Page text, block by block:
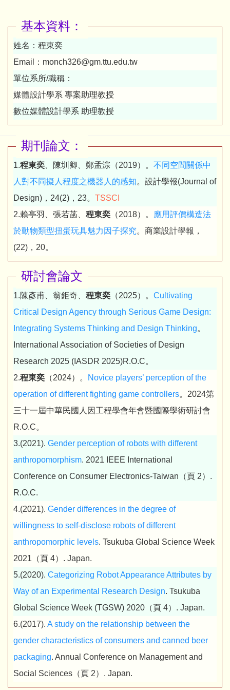
基本資料：
姓名： 程東奕
Email： monch326@gm.ttu.edu.tw
單位系所/職稱：
媒體設計學系 專案助理教授
數位媒體設計學系 助理教授
期刊論文：
1.程東奕 、陳圳卿、鄭孟淙（2019）。 不同空間關係中
人對不同擬人程度之機器人的感知。設計學報(Journal of
Design)，24(2)，23。 TSSCI
2.賴亭羽、張若菡、 程東奕 （2018）。
應用評價構造法
於動物類型扭蛋玩具魅力因子探究。商業設計學報，
(22)，20。
研討會論文
1.陳彥甫、翁鉅奇、 程東奕 （2025）。 Cultivating
Critical Design Agency through Serious Game Design:
Integrating Systems Thinking and Design Thinking。
International Association of Societies of Design
Research 2025 (IASDR 2025)R.O.C。
2.程東奕 （2024）。
Novice players’ perception of the
operation of different fighting game controllers。2024第
三十一屆中華民國人因工程學會年會暨國際學術研討會
R.O.C。
3.(2021). Gender perception of robots with different
anthropomorphism. 2021 IEEE International
Conference on Consumer Electronics-Taiwan（頁 2）.
R.O.C.
4.(2021). Gender differences in the degree of
willingness to self-disclose robots of different
anthropomorphic levels. Tsukuba Global Science Week
2021（頁 4）. Japan.
5.(2020). Categorizing Robot Appearance Attributes by
Way of an Experimental Research Design. Tsukuba
Global Science Week (TGSW) 2020（頁 4）. Japan.
6.(2017). A study on the relationship between the
gender characteristics of consumers and canned beer
packaging. Annual Conference on Management and
Social Sciences（頁 2）. Japan.